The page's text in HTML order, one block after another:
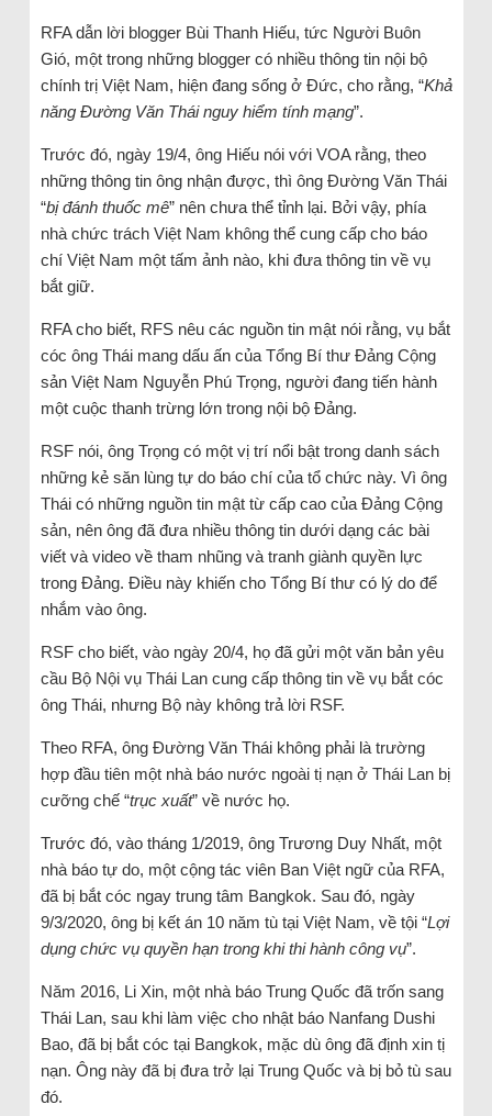
RFA dẫn lời blogger Bùi Thanh Hiếu, tức Người Buôn
Gió, một trong những blogger có nhiều thông tin nội bộ
chính trị Việt Nam, hiện đang sống ở Đức, cho rằng, “Khả
năng Đường Văn Thái nguy hiểm tính mạng”.
Trước đó, ngày 19/4, ông Hiếu nói với VOA rằng, theo
những thông tin ông nhận được, thì ông Đường Văn Thái
“bị đánh thuốc mê” nên chưa thể tỉnh lại. Bởi vậy, phía
nhà chức trách Việt Nam không thể cung cấp cho báo
chí Việt Nam một tấm ảnh nào, khi đưa thông tin về vụ
bắt giữ.
RFA cho biết, RFS nêu các nguồn tin mật nói rằng, vụ bắt
cóc ông Thái mang dấu ấn của Tổng Bí thư Đảng Cộng
sản Việt Nam Nguyễn Phú Trọng, người đang tiến hành
một cuộc thanh trừng lớn trong nội bộ Đảng.
RSF nói, ông Trọng có một vị trí nổi bật trong danh sách
những kẻ săn lùng tự do báo chí của tổ chức này. Vì ông
Thái có những nguồn tin mật từ cấp cao của Đảng Cộng
sản, nên ông đã đưa nhiều thông tin dưới dạng các bài
viết và video về tham nhũng và tranh giành quyền lực
trong Đảng. Điều này khiến cho Tổng Bí thư có lý do để
nhắm vào ông.
RSF cho biết, vào ngày 20/4, họ đã gửi một văn bản yêu
cầu Bộ Nội vụ Thái Lan cung cấp thông tin về vụ bắt cóc
ông Thái, nhưng Bộ này không trả lời RSF.
Theo RFA, ông Đường Văn Thái không phải là trường
hợp đầu tiên một nhà báo nước ngoài tị nạn ở Thái Lan bị
cưỡng chế “trục xuất” về nước họ.
Trước đó, vào tháng 1/2019, ông Trương Duy Nhất, một
nhà báo tự do, một cộng tác viên Ban Việt ngữ của RFA,
đã bị bắt cóc ngay trung tâm Bangkok. Sau đó, ngày
9/3/2020, ông bị kết án 10 năm tù tại Việt Nam, về tội “Lợi
dụng chức vụ quyền hạn trong khi thi hành công vụ”.
Năm 2016, Li Xin, một nhà báo Trung Quốc đã trốn sang
Thái Lan, sau khi làm việc cho nhật báo Nanfang Dushi
Bao, đã bị bắt cóc tại Bangkok, mặc dù ông đã định xin tị
nạn. Ông này đã bị đưa trở lại Trung Quốc và bị bỏ tù sau
đó.